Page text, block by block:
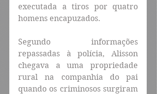
executada a tiros por quatro
homens encapuzados.
Segundo informações
repassadas à polícia, Alisson
chegava a uma propriedade
rural na companhia do pai
quando os criminosos surgiram